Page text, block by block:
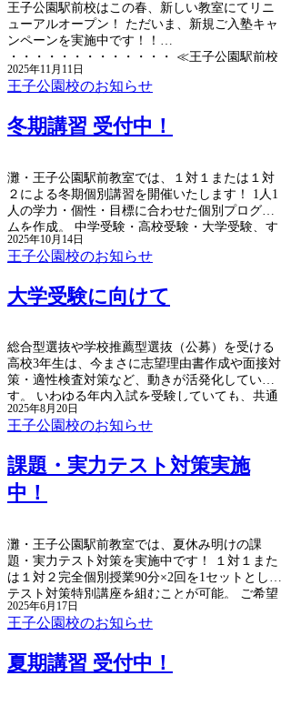
王子公園駅前校はこの春、新しい教室にてリニ
ューアルオープン！ ただいま、新規ご入塾キャ
ンペーンを実施中です！！
・・・・・・・・・・・・・ ≪王子公園駅前校
リニューアルキャンペーン！ご入塾特典≫ 🌸入
塾金無料 🌸春期講習90分×4回無料 🌸春期講習受
入塾特典などございます♪
2025年11月11日
王子公園校のお知らせ
冬期講習 受付中！
灘・王子公園駅前教室では、１対１または１対
２による冬期個別講習を開催いたします！ 1人1
人の学力・個性・目標に合わせた個別プログラ
ムを作成。 中学受験・高校受験・大学受験、す
べてに実績多数のイールート講師陣が、生徒さ
んの状況に合わせて、きめ細やかに指導サポー
服、資格試験対策などなど、お気軽にご相談く
ださい。
2025年10月14日
王子公園校のお知らせ
大学受験に向けて
総合型選抜や学校推薦型選抜（公募）を受ける
高校3年生は、今まさに志望理由書作成や面接対
策・適性検査対策など、動きが活発化していま
す。 いわゆる年内入試を受験していても、共通
テストの準備もあり、傾向の異なる入試に向け
て、受験生は大変苦労しているところと思いま
訂正期間です。確認は終えましたか？） 指定校
で早々と進路を決めていく同級生も多い中、第
一志望が一般選抜である受験生にとっては、余
る大学受験をやり遂げていただきたいと思いま
す。
2025年8月20日
王子公園校のお知らせ
課題・実力テスト対策実施
中！
灘・王子公園駅前教室では、夏休み明けの課
題・実力テスト対策を実施中です！ １対１また
は１対２完全個別授業90分×2回を1セットとし、
テスト対策特別講座を組むことが可能。 ご希望
の科目・内容を事前にお伺いし、個別カリキュ
ラムにて指導させていただきます。 ご希望の方
ての方もお気軽にお問い合わせください。 夏休
みも残りあと僅かです。 ラストスパート、一緒
2025年6月17日
王子公園校のお知らせ
夏期講習 受付中！